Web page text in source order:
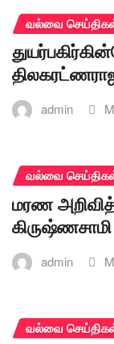
வல்வை
admin
வல்வை
மரண
கிருஷ்ணசாமி
admin
வல்வை